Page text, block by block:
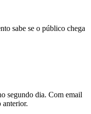
sabe se o público chega
segundo dia. Com email
anterior.